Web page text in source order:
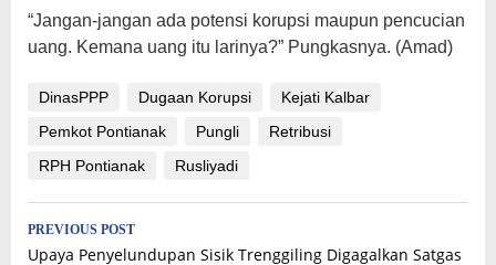
“Jangan-jangan ada potensi korupsi maupun pencucian
uang. Kemana uang itu larinya?” Pungkasnya. (Amad)
DinasPPP Dugaan Korupsi
Kejati Kalbar
Pemkot Pontianak
Pungli
Retribusi
RPH Pontianak
Rusliyadi
Post
PREVIOUS POST
Upaya Penyelundupan Sisik Trenggiling Digagalkan Satgas